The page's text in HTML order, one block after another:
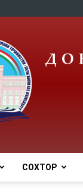
СОХТОР